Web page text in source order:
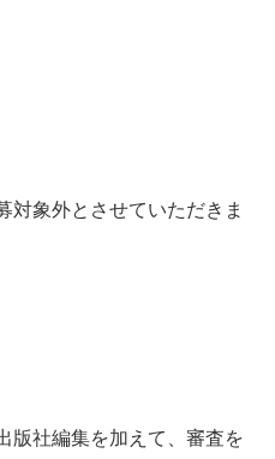
象外とさせていただきま
版社編集を加えて、審査を